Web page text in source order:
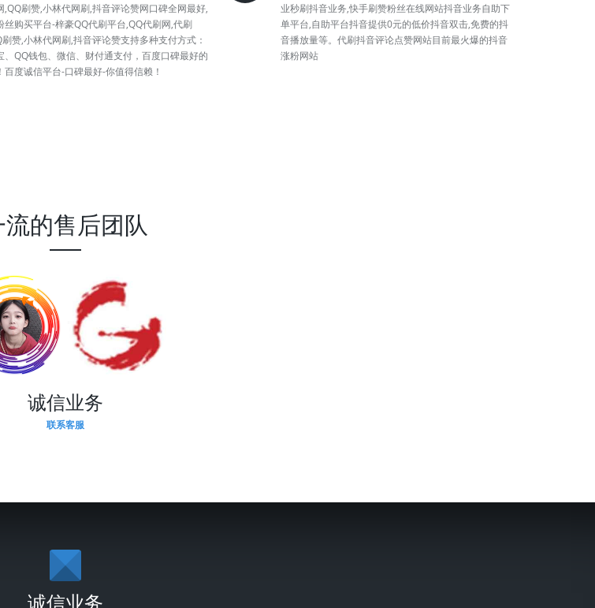
,QQ刷赞,小林代网刷,抖音评论赞网口碑全网最好,
丝购买平台-梓豪QQ代刷平台,QQ代刷网,代刷
刷赞,小林代网刷,抖音评论赞支持多种支付方式：
、QQ钱包、微信、财付通支付，百度口碑最好的
百度诚信平台-口碑最好-你值得信赖！
业秒刷抖音业务,快手刷赞粉丝在线网站抖音业务自助下
单平台,自助平台抖音提供0元的低价抖音双击,免费的抖
音播放量等。代刷抖音评论点赞网站目前最火爆的抖音
涨粉网站
流的售后团队
诚信业务
联系客服
诚信业务